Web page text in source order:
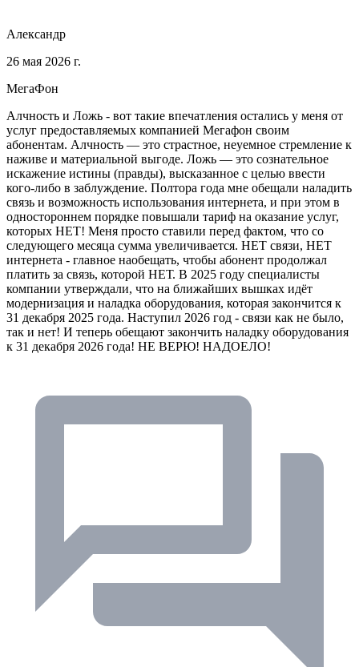
Александр
26 мая 2026 г.
МегаФон
Алчность и Ложь - вот такие впечатления остались у меня от
услуг предоставляемых компанией Мегафон своим
абонентам. Алчность — это страстное, неуемное стремление к
наживе и материальной выгоде. Ложь — это сознательное
искажение истины (правды), высказанное с целью ввести
кого-либо в заблуждение. Полтора года мне обещали наладить
связь и возможность использования интернета, и при этом в
одностороннем порядке повышали тариф на оказание услуг,
которых НЕТ! Меня просто ставили перед фактом, что со
следующего месяца сумма увеличивается. НЕТ связи, НЕТ
интернета - главное наобещать, чтобы абонент продолжал
платить за связь, которой НЕТ. В 2025 году специалисты
компании утверждали, что на ближайших вышках идёт
модернизация и наладка оборудования, которая закончится к
31 декабря 2025 года. Наступил 2026 год - связи как не было,
так и нет! И теперь обещают закончить наладку оборудования
к 31 декабря 2026 года! НЕ ВЕРЮ! НАДОЕЛО!